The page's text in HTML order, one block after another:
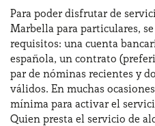
Para poder disfrutar de
Marbella para particulares,
requisitos: una cuenta
española, un contrato
par de nóminas recientes y
válidos. En muchas
mínima para activar el
Quien presta el servicio de